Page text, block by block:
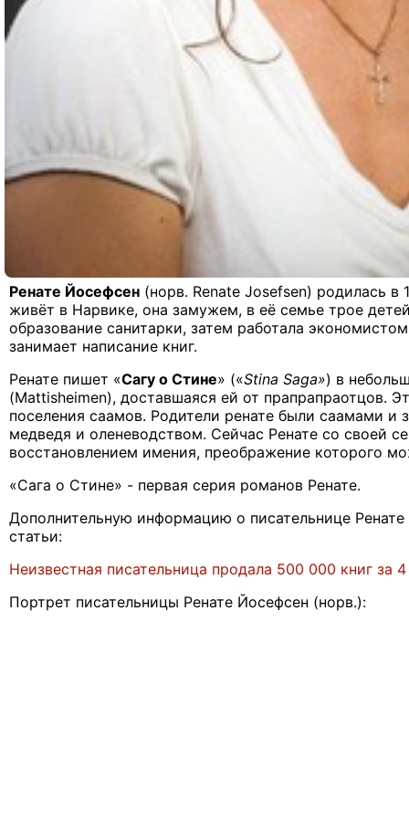
Ренате Йосефсен (норв. Renate Josefsen) родилась в
живёт в Нарвике, она замужем, в её семье трое
образование санитарки, затем работала
занимает написание книг.
Ренате пишет «Сагу о Стине» («Stina Saga») в
(Mattisheimen), доставшаяся ей от прапрапраотцов.
поселения саамов. Родители ренате были саамами и
медведя и оленеводством. Сейчас Ренате со своей
восстановлением имения, преображение которого
«Сага о Стине» - первая серия романов Ренате.
Дополнительную информацию о писательнице
статьи:
Неизвестная писательница продала 500 000 книг за
Портрет писательницы Ренате Йосефсен (норв.):